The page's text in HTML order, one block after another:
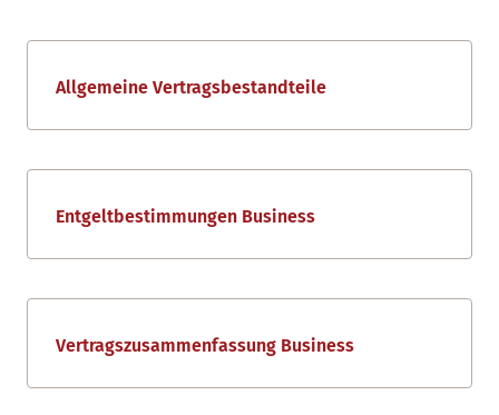
Allgemeine Vertragsbestandteile
Entgeltbestimmungen Business
Vertragszusammenfassung Business